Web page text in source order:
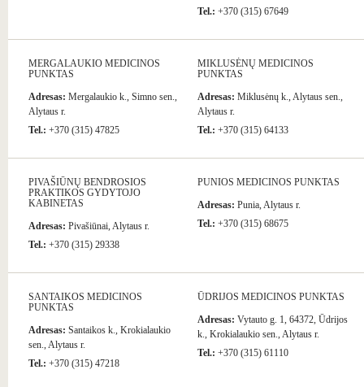
Tel.: +370 (315) 67649
MERGALAUKIO MEDICINOS
PUNKTAS
Adresas: Mergalaukio k., Simno sen.,
Alytaus r.
Tel.: +370 (315) 47825
MIKLUSĖNŲ MEDICINOS
PUNKTAS
Adresas: Miklusėnų k., Alytaus sen.,
Alytaus r.
Tel.: +370 (315) 64133
PIVAŠIŪNŲ BENDROSIOS
PRAKTIKOS GYDYTOJO
KABINETAS
Adresas: Pivašiūnai, Alytaus r.
Tel.: +370 (315) 29338
PUNIOS MEDICINOS PUNKTAS
Adresas: Punia, Alytaus r.
Tel.: +370 (315) 68675
SANTAIKOS MEDICINOS
PUNKTAS
Adresas: Santaikos k., Krokialaukio
sen., Alytaus r.
Tel.: +370 (315) 47218
ŪDRIJOS MEDICINOS PUNKTAS
Adresas: Vytauto g. 1, 64372, Ūdrijos
k., Krokialaukio sen., Alytaus r.
Tel.: +370 (315) 61110